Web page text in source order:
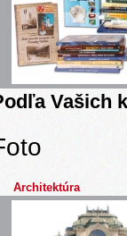
Vašich
Architektúra